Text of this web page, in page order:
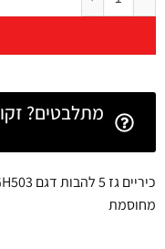
מתלבטים?
מחוסמת